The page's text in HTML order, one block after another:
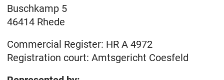
Buschkamp 5
46414 Rhede
Commercial Register: HR A 4972
Registration court: Amtsgericht Coesfeld